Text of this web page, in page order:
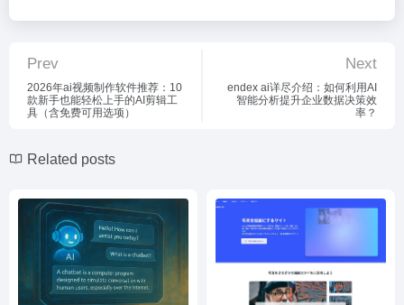
Prev
2026年ai视频制作软件推荐：10
款新手也能轻松上手的AI剪辑工
具（含免费可用选项）
Next
endex ai详尽介绍：如何利用AI
智能分析提升企业数据决策效
率？
Related posts